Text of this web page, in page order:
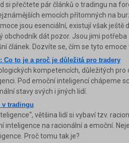
si přečtete pár článků o tradingu na
emocích přítomných na
jsou esenciální, existují však ještě
obchodník dát pozor. Jsou jimi
článek. Dozvíte se, čím se tyto
Co to je a proč je důležitá pro tradery
kompetencích, důležitých
Pod emoční inteligencí chápeme
stavy svých i jiných lidí.
v tradingu
většina lidí si vybaví tzv.
inteligence na racionální a emoční.
Proč tomu tak je?